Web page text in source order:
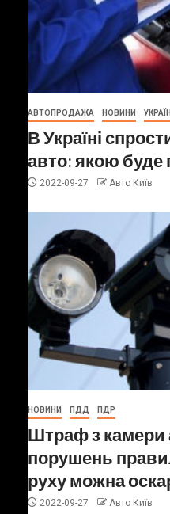
АВТОПРОДАЖА НОВИНИ
В Україні
авто: якою буде
2022-09-27 Авто Київ
НОВИНИ ПДД ПДР
Штраф з камери
порушень
руху можна
2022-09-27 Авто Київ